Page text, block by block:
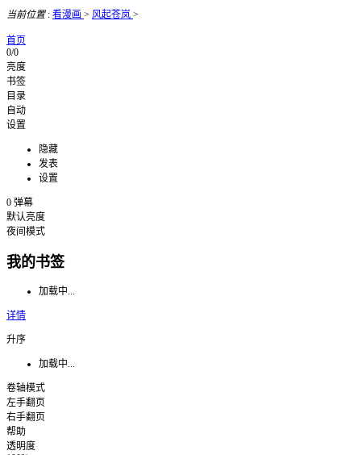
当前位置: 看漫画 > 风起苍岚 >
首页
0/0
亮度
书签
目录
自动
设置
隐藏
发表
设置
0 弹幕
默认亮度
夜间模式
我的书签
加载中...
详情
升序
加载中...
卷轴模式
左手翻页
右手翻页
帮助
透明度